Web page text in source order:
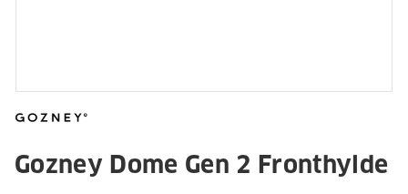
Gozney Dome Gen 2 Fronthylde